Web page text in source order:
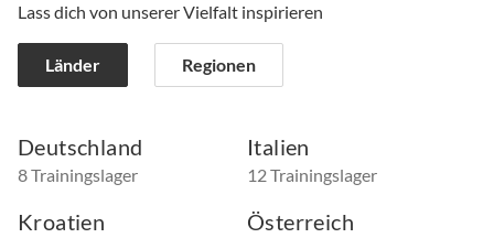
Lass dich von unserer Vielfalt inspirieren
Länder Regionen
Deutschland
8 Trainingslager
Italien
12 Trainingslager
Kroatien Österreich